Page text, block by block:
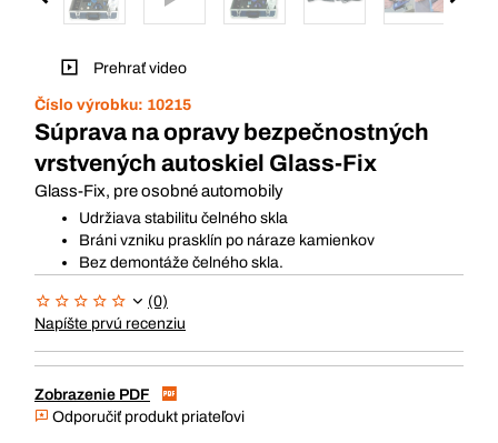
Prehrať video
Číslo výrobku: 10215
Súprava na opravy bezpečnostných
vrstvených autoskiel Glass-Fix
Glass-Fix, pre osobné automobily
Udržiava stabilitu čelného skla
Bráni vzniku prasklín po náraze kamienkov
Bez demontáže čelného skla.
(0)
Napíšte prvú recenziu
Zobrazenie PDF
Odporučiť produkt priateľovi